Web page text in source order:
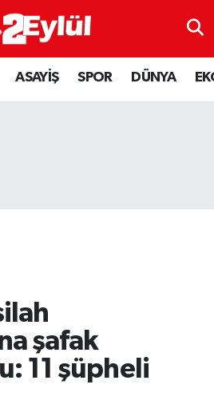
ASAYİŞ SPOR DÜNYA
şafak
11 şüpheli